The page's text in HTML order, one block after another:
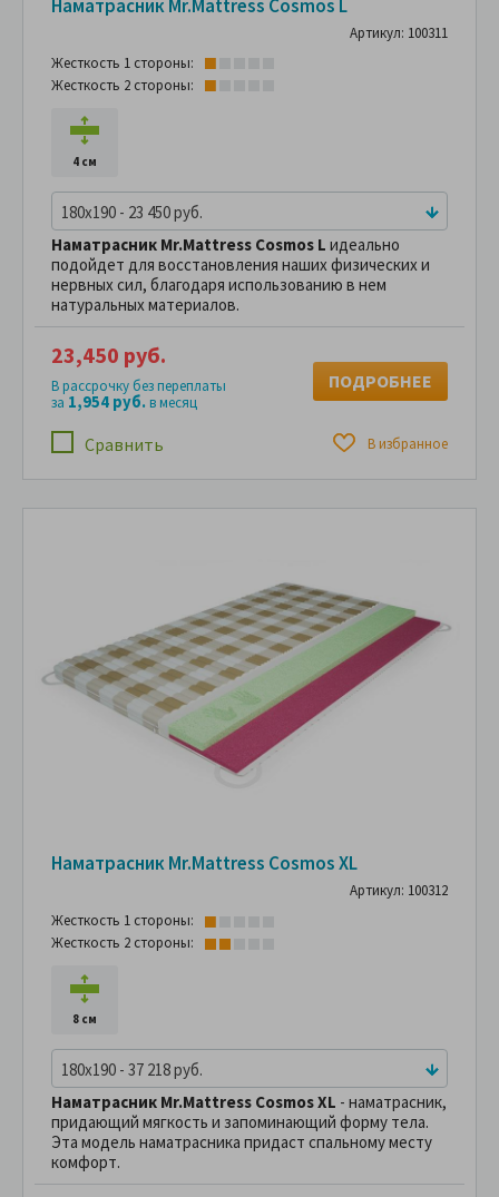
Наматрасник Mr.Mattress Cosmos L
Артикул: 100311
Жесткость 1 стороны:
Жесткость 2 стороны:
4 см
180x190 - 23 450 руб.
Наматрасник Mr.Mattress Cosmos L идеально
подойдет для восстановления наших физических и
нервных сил, благодаря использованию в нем
натуральных материалов.
Сравнить В избранное
23,450 руб.
В рассрочку без переплаты
за 1,954 руб.в месяц
ПОДРОБНЕЕ
Наматрасник Mr.Mattress Cosmos XL
Артикул: 100312
Жесткость 1 стороны:
Жесткость 2 стороны:
8 см
180x190 - 37 218 руб.
Наматрасник Mr.Mattress Cosmos XL - наматрасник,
придающий мягкость и запоминающий форму тела.
Эта модель наматрасника придаст спальному месту
комфорт.